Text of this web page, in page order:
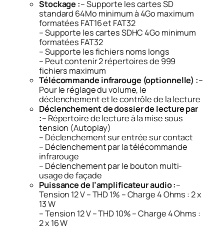
Stockage :– Supporte les cartes SD
standard 64Mo minimum à 4Go maximum
formatées FAT16 et FAT32
– Supporte les cartes SDHC 4Go minimum
formatées FAT32
– Supporte les fichiers noms longs
– Peut contenir 2 répertoires de 999
fichiers maximum
Télécommande infrarouge (optionnelle) :–
Pour le réglage du volume, le
déclenchement et le contrôle de la lecture
Déclenchement de dossier de lecture par
:– Répertoire de lecture à la mise sous
tension (Autoplay)
– Déclenchement sur entrée sur contact
– Déclenchement par la télécommande
infrarouge
– Déclenchement par le bouton multi-
usage de façade
Puissance de l’amplificateur audio :–
Tension 12 V – THD 1% – Charge 4 Ohms : 2 x
13 W
– Tension 12 V – THD 10% – Charge 4 Ohms :
2 x 16 W